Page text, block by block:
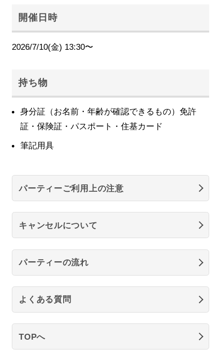
開催日時
2026/7/10(金) 13:30〜
持ち物
身分証（お名前・年齢が確認できるもの）免許
証・保険証・パスポート・住基カード
筆記用具
パーティーご利用上の注意
キャンセルについて
パーティーの流れ
よくある質問
TOPへ